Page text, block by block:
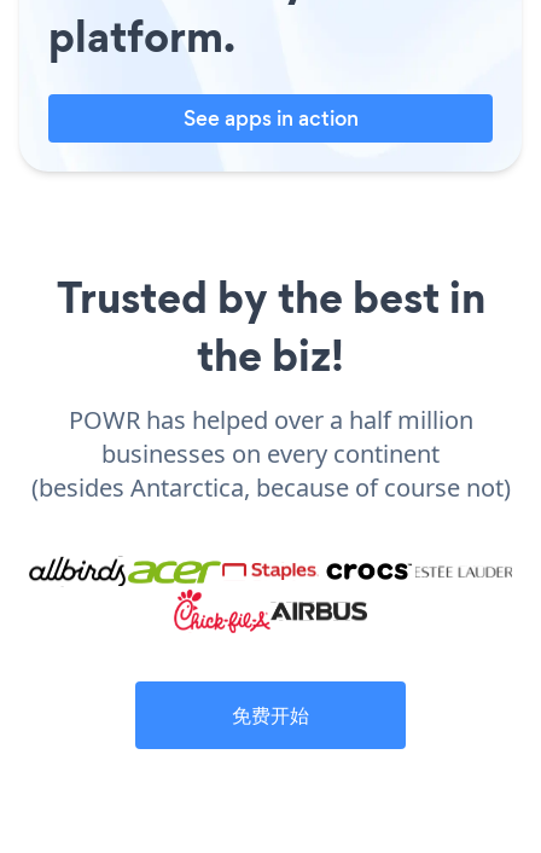
platform.
See apps in action
Trusted by the best in
the biz!
POWR has helped over a half million
businesses on every continent
(besides Antarctica, because of course not)
免费开始